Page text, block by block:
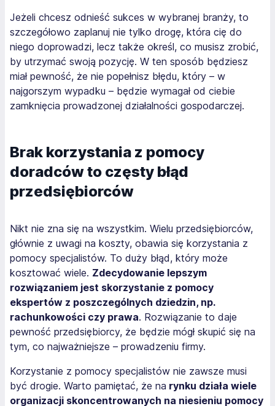
Jeżeli chcesz odnieść sukces w wybranej branży, to
szczegółowo zaplanuj nie tylko drogę, która cię do
niego doprowadzi, lecz także określ, co musisz zrobić,
by utrzymać swoją pozycję. W ten sposób będziesz
miał pewność, że nie popełnisz błędu, który – w
najgorszym wypadku – będzie wymagał od ciebie
zamknięcia prowadzonej działalności gospodarczej.
Brak korzystania z pomocy
doradców to częsty błąd
przedsiębiorców
Nikt nie zna się na wszystkim. Wielu przedsiębiorców,
głównie z uwagi na koszty, obawia się korzystania z
pomocy specjalistów. To duży błąd, który może
kosztować wiele. Zdecydowanie lepszym
rozwiązaniem jest skorzystanie z pomocy
ekspertów z poszczególnych dziedzin, np.
rachunkowości czy prawa. Rozwiązanie to daje
pewność przedsiębiorcy, że będzie mógł skupić się na
tym, co najważniejsze – prowadzeniu firmy.
Korzystanie z pomocy specjalistów nie zawsze musi
być drogie. Warto pamiętać, że na rynku działa wiele
organizacji skoncentrowanych na niesieniu pomocy